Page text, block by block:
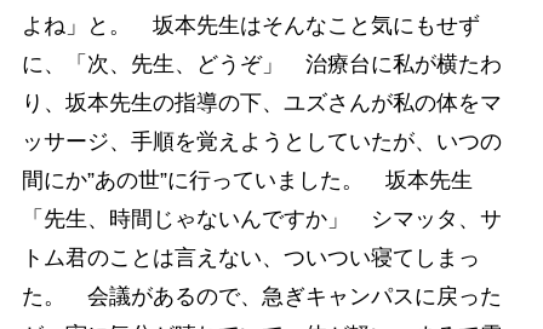
よね」と。 坂本先生はそんなこと気にもせず
に、「次、先生、どうぞ」 治療台に私が横たわ
り、坂本先生の指導の下、ユズさんが私の体をマ
ッサージ、手順を覚えようとしていたが、いつの
間にか”あの世”に行っていました。 坂本先生
「先生、時間じゃないんですか」 シマッタ、サ
トム君のことは言えない、ついつい寝てしまっ
た。 会議があるので、急ぎキャンパスに戻った